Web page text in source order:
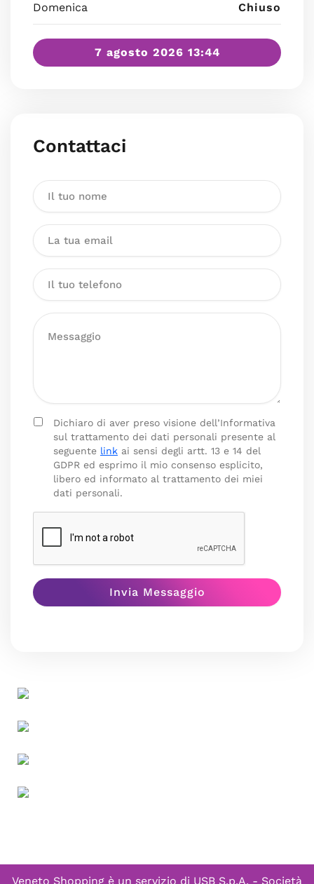
Domenica Chiuso
7 agosto 2026 13:44
Contattaci
Dichiaro di aver preso visione dell’Informativa
sul trattamento dei dati personali presente al
seguente link ai sensi degli artt. 13 e 14 del
GDPR ed esprimo il mio consenso esplicito,
libero ed informato al trattamento dei miei
dati personali.
Veneto Shopping è un servizio di USB S.p.A. - Società